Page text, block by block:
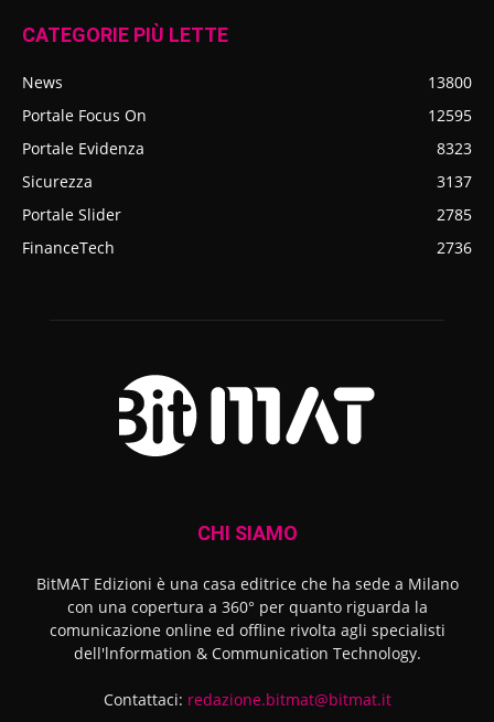
CATEGORIE PIÙ LETTE
News
13800
Portale Focus On
12595
Portale Evidenza
8323
Sicurezza
3137
Portale Slider
2785
FinanceTech
2736
CHI SIAMO
BitMAT Edizioni è una casa editrice che ha sede a Milano
con una copertura a 360° per quanto riguarda la
comunicazione online ed offline rivolta agli specialisti
dell'lnformation & Communication Technology.
Contattaci: redazione.bitmat@bitmat.it